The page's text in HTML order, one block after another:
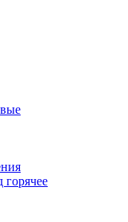
горячее